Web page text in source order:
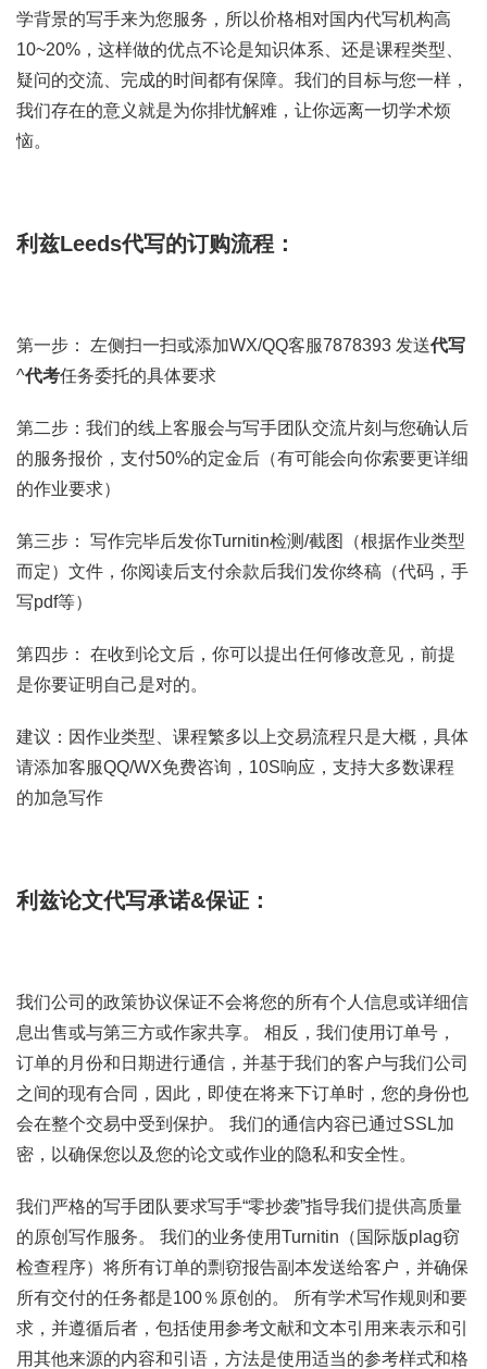
学背景的写手来为您服务，所以价格相对国内代写机构高
10~20%，这样做的优点不论是知识体系、还是课程类型、
疑问的交流、完成的时间都有保障。我们的目标与您一样，
我们存在的意义就是为你排忧解难，让你远离一切学术烦
恼。
利兹Leeds代写的订购流程：
第一步： 左侧扫一扫或添加WX/QQ客服7878393 发送代写
^代考任务委托的具体要求
第二步：我们的线上客服会与写手团队交流片刻与您确认后
的服务报价，支付50%的定金后（有可能会向你索要更详细
的作业要求）
第三步： 写作完毕后发你Turnitin检测/截图（根据作业类型
而定）文件，你阅读后支付余款后我们发你终稿（代码，手
写pdf等）
第四步： 在收到论文后，你可以提出任何修改意见，前提
是你要证明自己是对的。
建议：因作业类型、课程繁多以上交易流程只是大概，具体
请添加客服QQ/WX免费咨询，10S响应，支持大多数课程
的加急写作
利兹论文代写承诺&保证：
我们公司的政策协议保证不会将您的所有个人信息或详细信
息出售或与第三方或作家共享。 相反，我们使用订单号，
订单的月份和日期进行通信，并基于我们的客户与我们公司
之间的现有合同，因此，即使在将来下订单时，您的身份也
会在整个交易中受到保护。 我们的通信内容已通过SSL加
密，以确保您以及您的论文或作业的隐私和安全性。
我们严格的写手团队要求写手“零抄袭”指导我们提供高质量
的原创写作服务。 我们的业务使用Turnitin（国际版plag窃
检查程序）将所有订单的剽窃报告副本发送给客户，并确保
所有交付的任务都是100％原创的。 所有学术写作规则和要
求，并遵循后者，包括使用参考文献和文本引用来表示和引
用其他来源的内容和引语，方法是使用适当的参考样式和格